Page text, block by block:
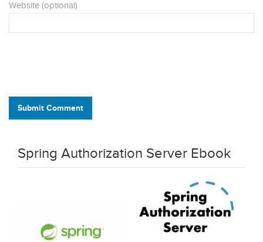
Website (optional)
Submit Comment
Spring Authorization Server Ebook